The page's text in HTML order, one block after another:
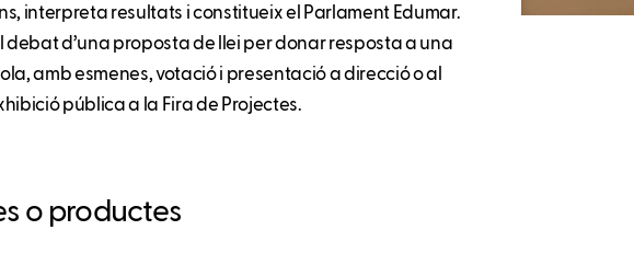
interpreta resultats i constitueix el Parlament Edumar.
debat d’una proposta de llei per donar resposta a una
amb esmenes, votació i presentació a direcció o al
pública a la Fira de Projectes.
o productes